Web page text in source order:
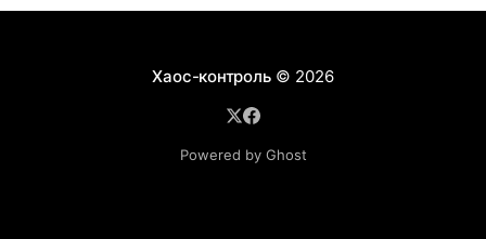
Хаос-контроль© 2026
Powered by Ghost